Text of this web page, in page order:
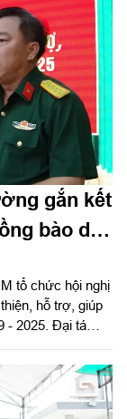
lệnh TP. Hồ Chí
gắn kết
bào dân
tổ chức hội nghị
hỗ trợ, giúp
- 2025. Đại tá